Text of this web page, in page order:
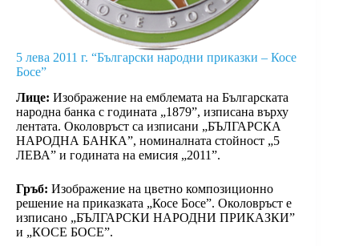
5 лева 2011 г. “Български народни приказки – Косе
Босе”
Лице: Изображение на емблемата на Българската
народна банка с годината „1879”, изписана върху
лентата. Околовръст са изписани „БЪЛГАРСКА
НАРОДНА БАНКА”, номиналната стойност „5
ЛЕВА” и годината на емисия „2011”.
Гръб: Изображение на цветно композиционно
решение на приказката „Косе Босе”. Околовръст е
изписано „БЪЛГАРСКИ НАРОДНИ ПРИКАЗКИ”
и „КОСЕ БОСЕ”.